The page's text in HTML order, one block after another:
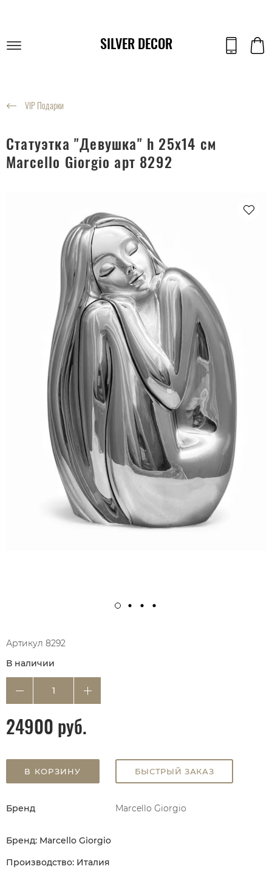
SILVER DECOR
VIP Подарки
Статуэтка "Девушка" h 25х14 см
Marcello Giorgio арт 8292
Артикул 8292
В наличии
24900 руб.
В КОРЗИНУ БЫСТРЫЙ ЗАКАЗ
Бренд Marcello Giorgio
Бренд: Marcello Giorgio
Производство: Италия